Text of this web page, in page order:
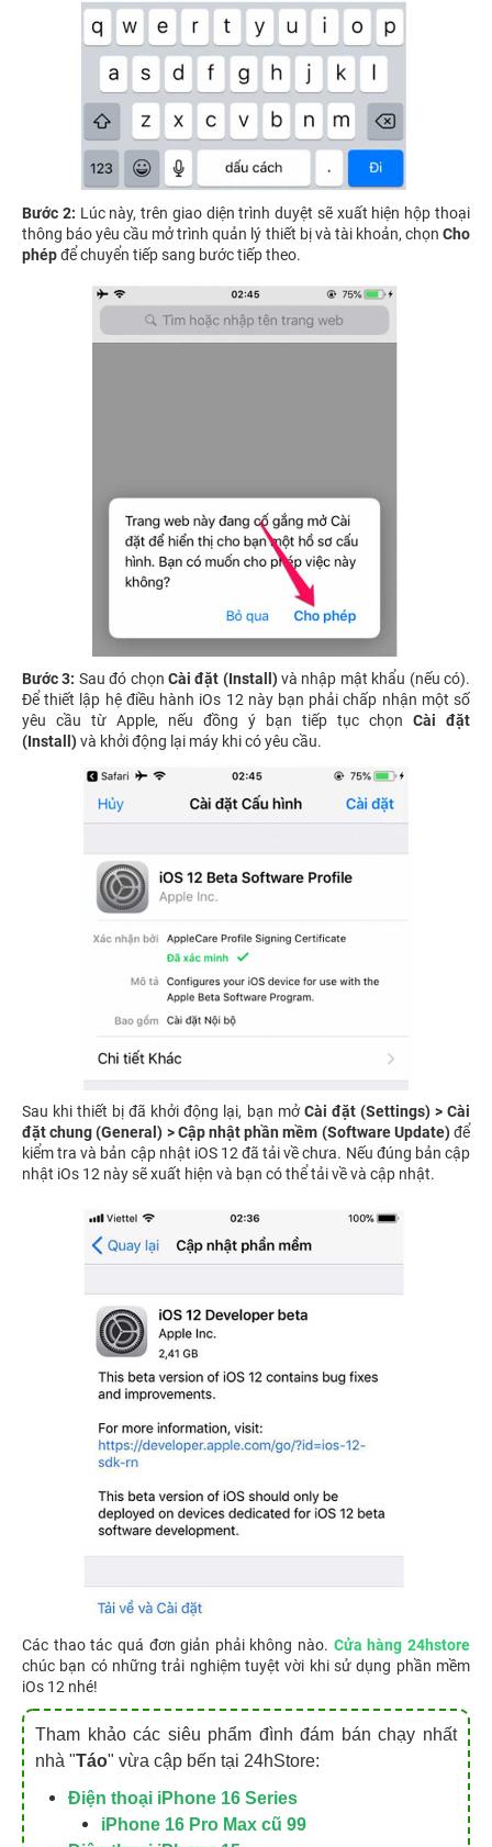
Bước 2: Lúc này, trên giao diện trình duyệt sẽ xuất hiện hộp thoại
thông báo yêu cầu mở trình quản lý thiết bị và tài khoản, chọn Cho
phépđể chuyển tiếp sang bước tiếp theo.
Bước 3: Sau đó chọn Cài đặt (Install)và nhập mật khẩu (nếu có).
Để thiết lập hệ điều hành iOs 12 này bạn phải chấp nhận một số
yêu cầu từ Apple, nếu đồng ý bạn tiếp tục chọn Cài đặt
(Install)và khởi động lại máy khi có yêu cầu.
Sau khi thiết bị đã khởi động lại, bạn mởCài đặt (Settings) > Cài
đặt chung (General) > Cập nhật phần mềm (Software Update)để
kiểm tra và bản cập nhật iOS 12 đã tải về chưa. Nếu đúng bản cập
nhật iOs 12 này sẽ xuất hiện và bạn có thể tải về và cập nhật.
Các thao tác quá đơn giản phải không nào. Cửa hàng 24hstore
chúc bạn có những trải nghiệm tuyệt vời khi sử dụng phần mềm
iOs 12 nhé!
Tham khảo các siêu phẩm đình đám bán chạy nhất
nhà "Táo" vừa cập bến tại 24hStore:
Điện thoại iPhone 16 Series
iPhone 16 Pro Max cũ 99